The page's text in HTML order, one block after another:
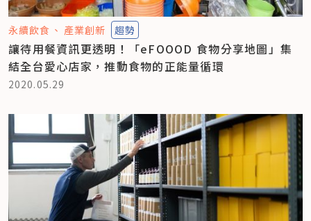
永續飲食 產業創新 趨勢
讓待用餐資訊更透明！「eFOOOD 食物分享地圖」集
結全台愛心店家，推動食物的正能量循環
2020.05.29